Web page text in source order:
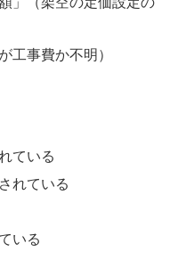
工事費か不明）
ている
れている
いる